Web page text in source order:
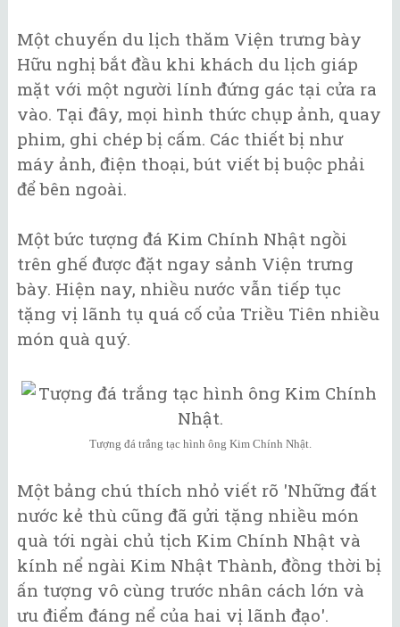
Một chuyến du lịch thăm Viện trưng bày
Hữu nghị bắt đầu khi khách du lịch giáp
mặt với một người lính đứng gác tại cửa ra
vào. Tại đây, mọi hình thức chụp ảnh, quay
phim, ghi chép bị cấm. Các thiết bị như
máy ảnh, điện thoại, bút viết bị buộc phải
để bên ngoài.
Một bức tượng đá Kim Chính Nhật ngồi
trên ghế được đặt ngay sảnh Viện trưng
bày. Hiện nay, nhiều nước vẫn tiếp tục
tặng vị lãnh tụ quá cố của Triều Tiên nhiều
món quà quý.
Tượng đá trắng tạc hình ông Kim Chính Nhật.
Một bảng chú thích nhỏ viết rõ 'Những đất
nước kẻ thù cũng đã gửi tặng nhiều món
quà tới ngài chủ tịch Kim Chính Nhật và
kính nể ngài Kim Nhật Thành, đồng thời bị
ấn tượng vô cùng trước nhân cách lớn và
ưu điểm đáng nể của hai vị lãnh đạo'.